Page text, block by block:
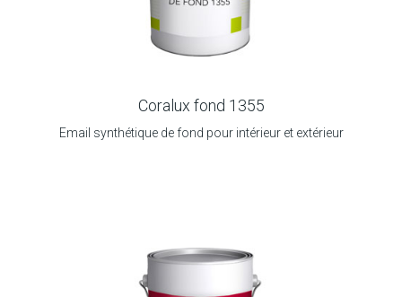
Coralux fond 1355
Email synthétique de fond pour intérieur et extérieur